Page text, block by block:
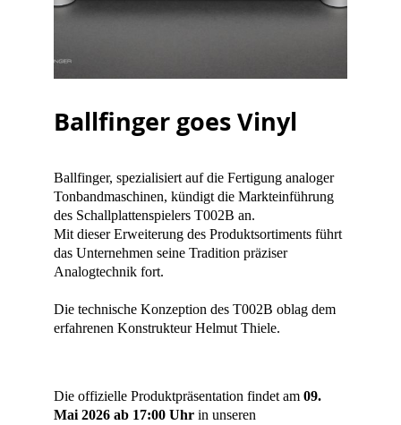
Ballfinger goes Vinyl
Ballfinger, spezialisiert auf die Fertigung analoger
Tonbandmaschinen, kündigt die Markteinführung
des Schallplattenspielers T002B an.
Mit dieser Erweiterung des Produktsortiments führt
das Unternehmen seine Tradition präziser
Analogtechnik fort.
Die technische Konzeption des T002B oblag dem
erfahrenen Konstrukteur Helmut Thiele.
Die offizielle Produktpräsentation findet am 09.
Mai 2026 ab 17:00 Uhr in unseren